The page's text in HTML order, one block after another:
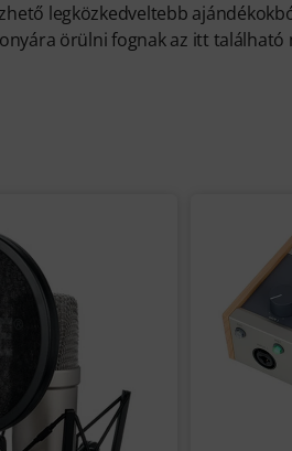
legközkedveltebb
örülni fognak az itt található